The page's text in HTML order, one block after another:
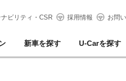
ビリティ・CSR 採用情報 お問
新車を探す U-Carを探す